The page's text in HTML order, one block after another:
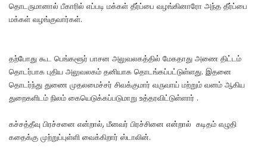
தொடருமானால் பீகாரில் எப்படி மக்கள் தீர்ப்பை வழங்கினாரோ அந்த தீர்ப்பை
மக்கள் வழங்குவார்கள்.
தற்போது கூட பெங்களூர் பாசன அலுவலகத்தில் மேகதாது அணை திட்டம்
தொடர்பாக புதிய அலுவலகம் தனியாக தொடங்கப்பட்டுள்ளது. இதனை
தொடர்ந்து துணை முதலமைச்சர் சிவக்குமார் வருவாய் மற்றும் வனம் ஆகிய
துறைகளிடம் நிலம் கையெடுக்கப்படுமாறு உத்தரவிட்டுள்ளார் .
கச்சத்தீவு பிரச்சனை என்றால், மீனவர் பிரச்சினை என்றால் கடிதம் எழுதி
கதைக்கு முற்றுப்புள்ளி வைக்கிறார் ஸ்டாலின்.